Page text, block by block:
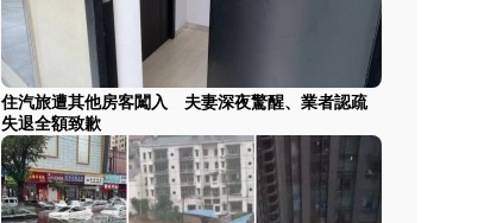
住汽旅遭其他房客闖入 夫妻深夜驚醒、業者認疏
失退全額致歉